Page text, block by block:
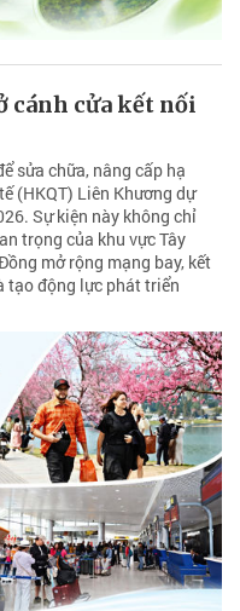
cánh cửa kết nối
sửa chữa, nâng cấp hạ
(HKQT) Liên Khương dự
Sự kiện này không chỉ
trọng của khu vực Tây
mở rộng mạng bay, kết
tạo động lực phát triển